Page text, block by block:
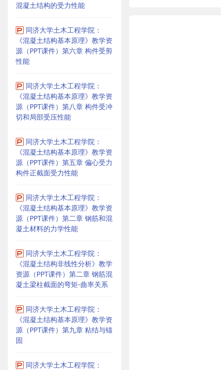
混凝土结构的受力性能
同济大学土木工程学院：
《混凝土结构基本原理》教学资
源（PPT课件）第六章 构件受剪
性能
同济大学土木工程学院：
《混凝土结构基本原理》教学资
源（PPT课件）第八章 构件受冲
切和局部受压性能
同济大学土木工程学院：
《混凝土结构基本原理》教学资
源（PPT课件）第五章 偏心受力
构件正截面受力性能
同济大学土木工程学院：
《混凝土结构基本原理》教学资
源（PPT课件）第二章 钢筋和混
凝土材料的力学性能
同济大学土木工程学院：
《混凝土结构非线性分析》教学
资源（PPT课件）第二章 钢筋混
凝土梁柱截面的弯矩-曲率关系
同济大学土木工程学院：
《混凝土结构基本原理》教学资
源（PPT课件）第九章 粘结与锚
固
同济大学土木工程学院：